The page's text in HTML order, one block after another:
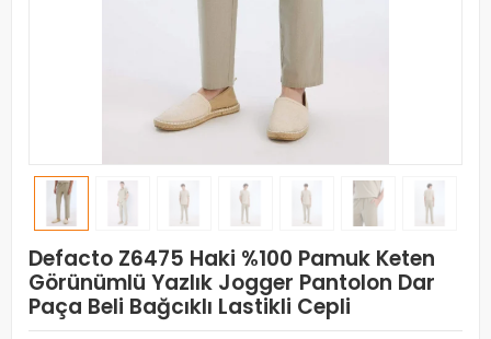
Defacto Z6475 Haki %100 Pamuk Keten
Görünümlü Yazlık Jogger Pantolon Dar
Paça Beli Bağcıklı Lastikli Cepli